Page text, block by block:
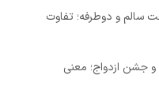
و دوطرفه؛ تفاوت
جشن ازدواج؛ معنی